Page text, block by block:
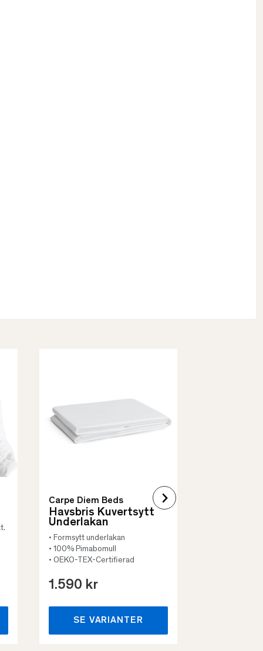
Carpe Diem Beds
Havsbris Kuvertsytt
Underlakan
• Formsytt underlakan
• 100% Pimabomull
• OEKO-TEX-Certifierad
1.590 kr
SE VARIANTER